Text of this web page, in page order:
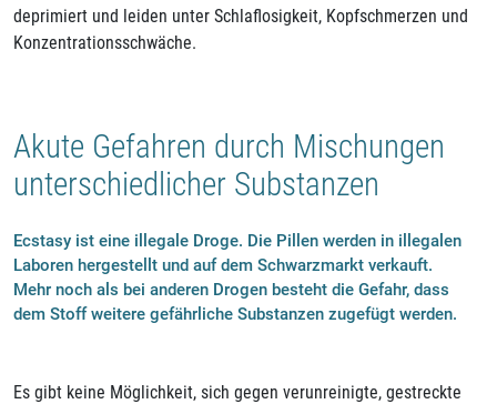
deprimiert und leiden unter Schlaflosigkeit, Kopfschmerzen und
Konzentrationsschwäche.
Akute Gefahren durch Mischungen
unterschiedlicher Substanzen
Ecstasy ist eine illegale Droge. Die Pillen werden in illegalen
Laboren hergestellt und auf dem Schwarzmarkt verkauft.
Mehr noch als bei anderen Drogen besteht die Gefahr, dass
dem Stoff weitere gefährliche Substanzen zugefügt werden.
Es gibt keine Möglichkeit, sich gegen verunreinigte, gestreckte